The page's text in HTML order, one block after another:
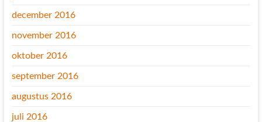
december 2016
november 2016
oktober 2016
september 2016
augustus 2016
juli 2016